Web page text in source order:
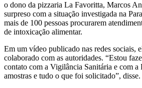
o dono da pizzaria La Favoritta, Marcos
surpreso com a situação investigada na
mais de 100 pessoas procurarem
de intoxicação alimentar.
Em um vídeo publicado nas redes sociais,
colaborado com as autoridades. “Estou
contato com a Vigilância Sanitária e com
amostras e tudo o que foi solicitado”, disse.